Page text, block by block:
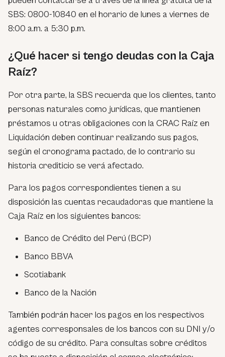
SBS: 0800-10840 en el horario de lunes a viernes de
8:00 a.m. a 5:30 p.m.
¿Qué hacer si tengo deudas con la Caja
Raíz?
Por otra parte, la SBS recuerda que los clientes, tanto
personas naturales como jurídicas, que mantienen
préstamos u otras obligaciones con la CRAC Raíz en
Liquidación deben continuar realizando sus pagos,
según el cronograma pactado, de lo contrario su
historia crediticio se verá afectado.
Para los pagos correspondientes tienen a su
disposición las cuentas recaudadoras que mantiene la
Caja Raíz en los siguientes bancos:
Banco de Crédito del Perú (BCP)
Banco BBVA
Scotiabank
Banco de la Nación
También podrán hacer los pagos en los respectivos
agentes corresponsales de los bancos con su DNI y/o
código de su crédito. Para consultas sobre créditos